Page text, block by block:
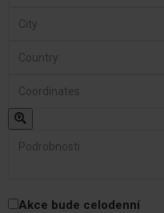
Akce bude celodenní